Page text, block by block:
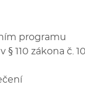
programu
zákona č.